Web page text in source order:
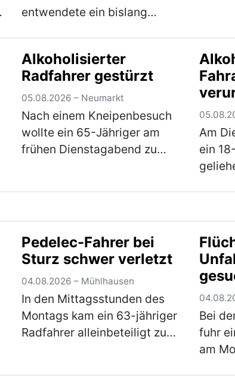
entwendete ein bislang
die Anhängerkupplung samt
E-Satz von einem Citroen,
der auf einem Parkplatz n…
(mehr)
Alkoholisierter
Radfahrer gestürzt
05.08.2026 – Neumarkt
Nach einem Kneipenbesuch
wollte ein 65-Jähriger am
frühen Dienstagabend zu
jedoch aufgrund seiner star…
(mehr)
Am
ein
einen
verlor
(mehr)
Pedelec-Fahrer bei
Sturz schwer verletzt
04.08.2026 – Mühlhausen
In den Mittagsstunden des
Montags kam ein 63-jähriger
Radfahrer alleinbeteiligt zu
Bei
fuhr
am